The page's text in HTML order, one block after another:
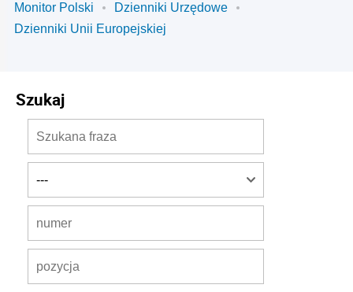
Monitor Polski
Dzienniki Urzędowe
Dzienniki Unii Europejskiej
Szukaj